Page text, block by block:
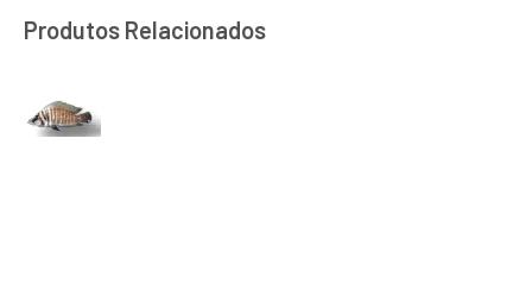
Produtos Relacionados